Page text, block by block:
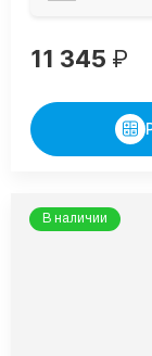
11 345 ₽
В наличии